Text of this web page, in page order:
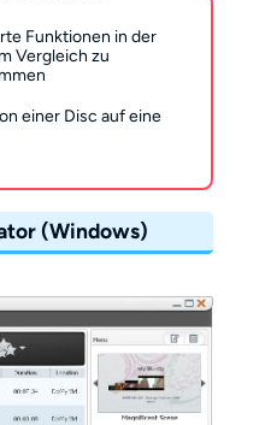
Funktionen in der
Vergleich zu
einer Disc auf eine
(Windows)